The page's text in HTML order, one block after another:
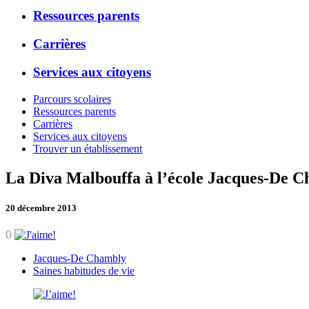
Ressources parents
Carrières
Services aux citoyens
Parcours scolaires
Ressources parents
Carrières
Services aux citoyens
Trouver un établissement
La Diva Malbouffa à l’école Jacques-De
20 décembre 2013
0
Jacques-De Chambly
Saines habitudes de vie